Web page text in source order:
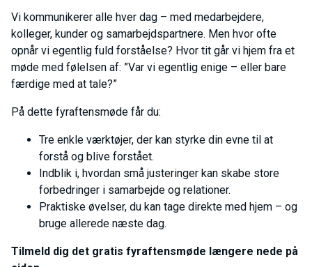
Vi kommunikerer alle hver dag – med medarbejdere,
kolleger, kunder og samarbejdspartnere. Men hvor ofte
opnår vi egentlig fuld forståelse? Hvor tit går vi hjem fra et
møde med følelsen af: ”Var vi egentlig enige – eller bare
færdige med at tale?”
På dette fyraftensmøde får du:
Tre enkle værktøjer, der kan styrke din evne til at
forstå og blive forstået.
Indblik i, hvordan små justeringer kan skabe store
forbedringer i samarbejde og relationer.
Praktiske øvelser, du kan tage direkte med hjem – og
bruge allerede næste dag.
Tilmeld dig det gratis fyraftensmøde længere nede på